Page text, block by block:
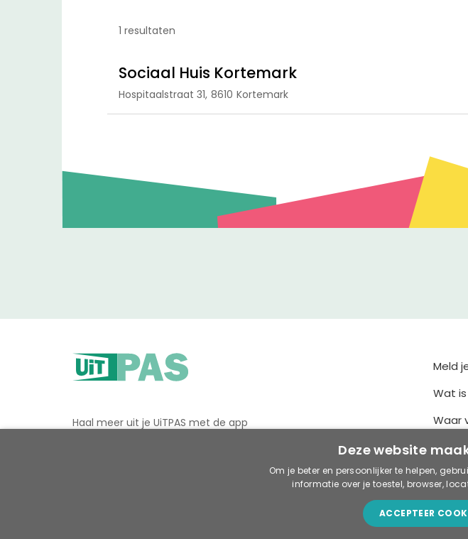
1 resultaten
Sociaal Huis Kortemark
Hospitaalstraat 31, 8610 Kortemark
Haal meer uit je UiTPAS met de app
Meld
Wat is
Waar
Deze website
Om je beter en persoonlijker te helpen,
informatie over je toestel, browser,
ACCEPTEER